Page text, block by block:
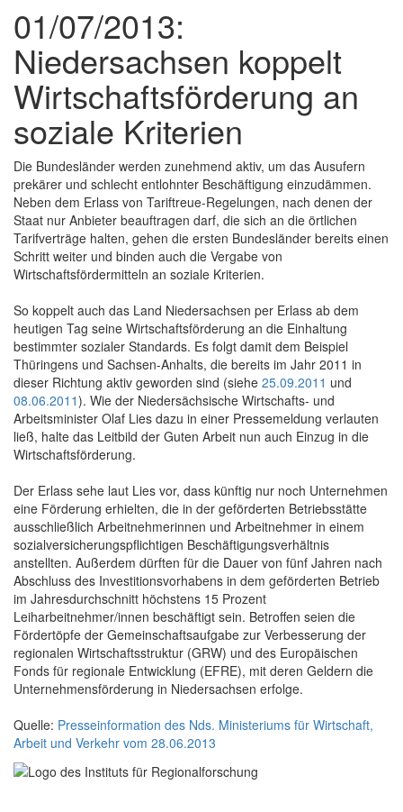
01/07/2013:
Niedersachsen koppelt
Wirtschaftsförderung an
soziale Kriterien
Die Bundesländer werden zunehmend aktiv, um das Ausufern
prekärer und schlecht entlohnter Beschäftigung einzudämmen.
Neben dem Erlass von Tariftreue-Regelungen, nach denen der
Staat nur Anbieter beauftragen darf, die sich an die örtlichen
Tarifverträge halten, gehen die ersten Bundesländer bereits einen
Schritt weiter und binden auch die Vergabe von
Wirtschaftsfördermitteln an soziale Kriterien.
So koppelt auch das Land Niedersachsen per Erlass ab dem
heutigen Tag seine Wirtschaftsförderung an die Einhaltung
bestimmter sozialer Standards. Es folgt damit dem Beispiel
Thüringens und Sachsen-Anhalts, die bereits im Jahr 2011 in
dieser Richtung aktiv geworden sind (siehe 25.09.2011 und
08.06.2011). Wie der Niedersächsische Wirtschafts- und
Arbeitsminister Olaf Lies dazu in einer Pressemeldung verlauten
ließ, halte das Leitbild der Guten Arbeit nun auch Einzug in die
Wirtschaftsförderung.
Der Erlass sehe laut Lies vor, dass künftig nur noch Unternehmen
eine Förderung erhielten, die in der geförderten Betriebsstätte
ausschließlich Arbeitnehmerinnen und Arbeitnehmer in einem
sozialversicherungspflichtigen Beschäftigungsverhältnis
anstellten. Außerdem dürften für die Dauer von fünf Jahren nach
Abschluss des Investitionsvorhabens in dem geförderten Betrieb
im Jahresdurchschnitt höchstens 15 Prozent
Leiharbeitnehmer/innen beschäftigt sein. Betroffen seien die
Fördertöpfe der Gemeinschaftsaufgabe zur Verbesserung der
regionalen Wirtschaftsstruktur (GRW) und des Europäischen
Fonds für regionale Entwicklung (EFRE), mit deren Geldern die
Unternehmensförderung in Niedersachsen erfolge.
Quelle: Presseinformation des Nds. Ministeriums für Wirtschaft,
Arbeit und Verkehr vom 28.06.2013